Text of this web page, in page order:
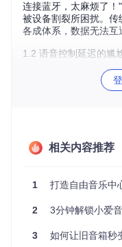
连接蓝牙，太麻烦了
被设备割裂所困扰。
各成体系，数据无法互
1.2 语音控制延迟的尴
"小爱同学，播放周杰
播放了两首歌。语音
"为什么卧室和客厅的
时，想要全屋音乐氛
1.4 音乐资源的限制
付费会员到期就听不
相关内容推荐
1 打造自由音乐中心：
2 3分钟解锁小爱音箱
3 如何让旧音箱秒变智